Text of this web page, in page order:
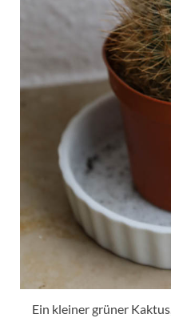
Ein kleiner grüner